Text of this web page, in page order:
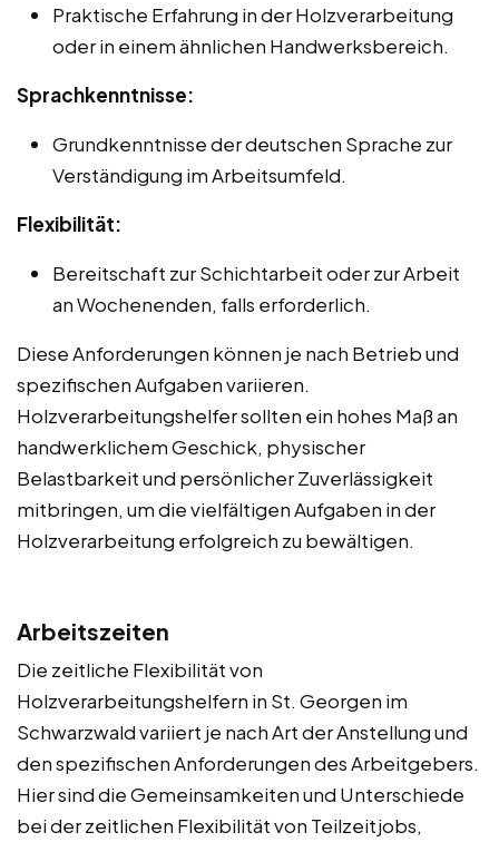
Praktische Erfahrung in der Holzverarbeitung
oder in einem ähnlichen Handwerksbereich.
Sprachkenntnisse:
Grundkenntnisse der deutschen Sprache zur
Verständigung im Arbeitsumfeld.
Flexibilität:
Bereitschaft zur Schichtarbeit oder zur Arbeit
an Wochenenden, falls erforderlich.
Diese Anforderungen können je nach Betrieb und
spezifischen Aufgaben variieren.
Holzverarbeitungshelfer sollten ein hohes Maß an
handwerklichem Geschick, physischer
Belastbarkeit und persönlicher Zuverlässigkeit
mitbringen, um die vielfältigen Aufgaben in der
Holzverarbeitung erfolgreich zu bewältigen.
Arbeitszeiten
Die zeitliche Flexibilität von
Holzverarbeitungshelfern in St. Georgen im
Schwarzwald variiert je nach Art der Anstellung und
den spezifischen Anforderungen des Arbeitgebers.
Hier sind die Gemeinsamkeiten und Unterschiede
bei der zeitlichen Flexibilität von Teilzeitjobs,